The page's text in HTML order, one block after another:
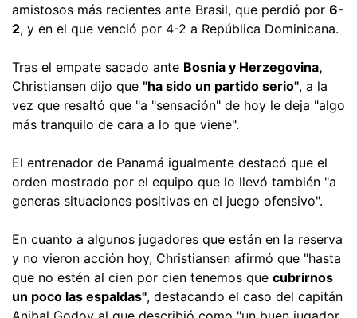
amistosos más recientes ante Brasil, que perdió por 6-
2, y en el que venció por 4-2 a República Dominicana.
Tras el empate sacado ante Bosnia y Herzegovina,
Christiansen dijo que "ha sido un partido serio", a la
vez que resaltó que "a "sensación" de hoy le deja "algo
más tranquilo de cara a lo que viene".
El entrenador de Panamá igualmente destacó que el
orden mostrado por el equipo que lo llevó también "a
generas situaciones positivas en el juego ofensivo".
En cuanto a algunos jugadores que están en la reserva
y no vieron acción hoy, Christiansen afirmó que "hasta
que no estén al cien por cien tenemos que cubrirnos
un poco las espaldas", destacando el caso del capitán